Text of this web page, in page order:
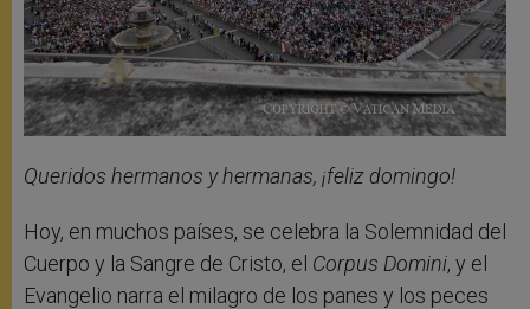
Queridos hermanos y hermanas, ¡feliz domingo!
Hoy, en muchos países, se celebra la Solemnidad del
Cuerpo y la Sangre de Cristo, el Corpus Domini, y el
Evangelio narra el milagro de los panes y los peces